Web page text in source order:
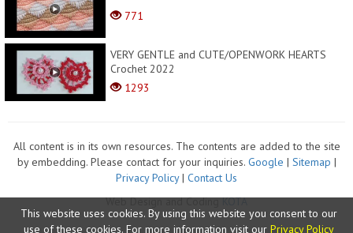
771
VERY GENTLE and CUTE/OPENWORK HEARTS
Crochet 2022
1293
All content is in its own resources. The contents are added to the site
by embedding. Please contact for your inquiries. Google | Sitemap |
Privacy Policy| Contact Us
Web Design and CodingKOTA
This website uses cookies. By using this website you consent to our
use of these cookies. For more information visit our Privacy Policy